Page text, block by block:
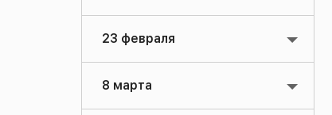
23 февраля
8 марта